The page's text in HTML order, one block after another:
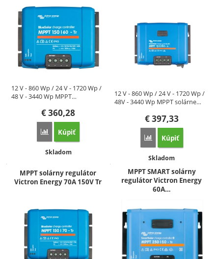
12 V - 860 Wp / 24 V - 1720 Wp /
48 V - 3440 Wp MPPT…
€360,28
Porovnať
Kúpiť
Dostupnosť:
Skladom
12 V - 860 Wp / 24 V - 1720 Wp /
48V - 3440 Wp MPPT solárne…
€397,33
Porovnať
Kúpiť
Dostupnosť:
Skladom
MPPT solárny regulátor
Victron Energy 70A 150V Tr
MPPT SMART solárny
regulátor Victron Energy
60A…